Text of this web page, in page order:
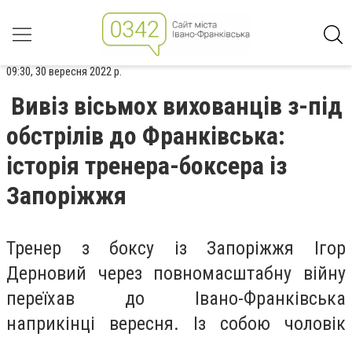
09:30, 30 вересня 2022 р.
Вивіз вісьмох вихованців з-під
обстрілів до Франківська:
історія тренера-боксера із
Запоріжжя
Тренер з боксу із Запоріжжя Ігор
Дерновий через повномасштабну війну
переїхав до Івано-Франківська
наприкінці вересня. Із собою чоловік